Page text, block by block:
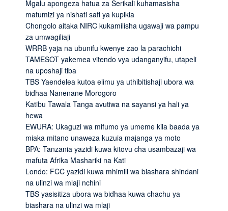
Mgalu apongeza hatua za Serikali kuhamasisha
matumizi ya nishati safi ya kupikia
Chongolo aitaka NIRC kukamilisha ugawaji wa pampu
za umwagiliaji
WRRB yaja na ubunifu kwenye zao la parachichi
TAMESOT yakemea vitendo vya udanganyifu, utapeli
na uposhaji tiba
TBS Yaendelea kutoa elimu ya uthibitishaji ubora wa
bidhaa Nanenane Morogoro
Katibu Tawala Tanga avutiwa na sayansi ya hali ya
hewa
EWURA: Ukaguzi wa mifumo ya umeme kila baada ya
miaka mitano unaweza kuzuia majanga ya moto
BPA: Tanzania yazidi kuwa kitovu cha usambazaji wa
mafuta Afrika Mashariki na Kati
Londo: FCC yazidi kuwa mhimili wa biashara shindani
na ulinzi wa mlaji nchini
TBS yasisitiza ubora wa bidhaa kuwa chachu ya
biashara na ulinzi wa mlaji